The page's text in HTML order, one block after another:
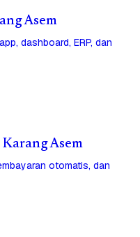
Asem
dashboard, ERP, dan
Asem
otomatis, dan